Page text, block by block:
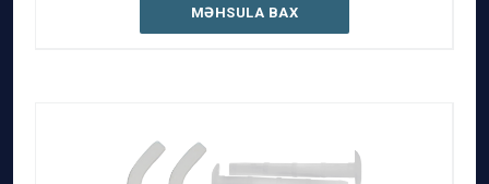
MƏHSULA BAX